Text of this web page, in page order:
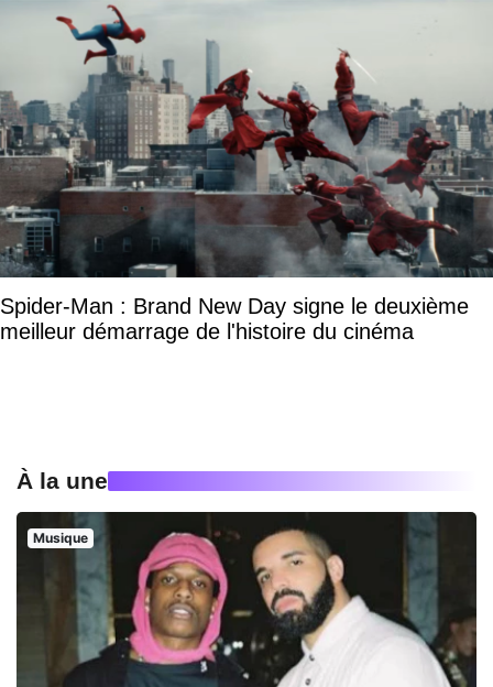
Spider-Man : Brand New Day signe le deuxième
meilleur démarrage de l'histoire du cinéma
À la une
Musique